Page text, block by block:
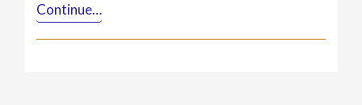
Continue…